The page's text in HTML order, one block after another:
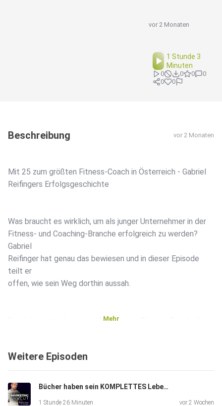
vor 2 Monaten
1 Stunde 3
Minuten
0 0 0
0
0
0
Beschreibung vor 2 Monaten
Mit 25 zum größten Fitness-Coach in Österreich - Gabriel
Reifingers Erfolgsgeschichte
Was braucht es wirklich, um als junger Unternehmer in der
Fitness- und Coaching-Branche erfolgreich zu werden?
Gabriel
Reifinger hat genau das bewiesen und in dieser Episode
teilt er
offen, wie sein Weg dorthin aussah.
Gabriel spricht über seine Anfänge als Fitness-Coach, die
konsequentes Posten, Community-Aufbau und
eine starke Marke aufgebaut hat. Dabei geht es nicht nur
um
Mehr
Weitere Episoden
Bücher haben sein KOMPLETTES Leben verändert! - Mit Tobias Milbrandt
1 Stunde 26 Minuten vor 2 Wochen